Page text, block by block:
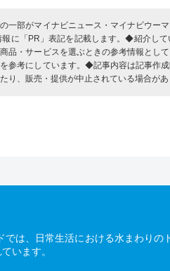
一部がマイナビニュース・マイナビウー
に「PR」表記を記載します。◆紹介し
品・サービスを選ぶときの参考情報とし
参考にしています。◆記事内容は記事作
、販売・提供が中止されている場合があ
は、日常生活における水まわり
います。